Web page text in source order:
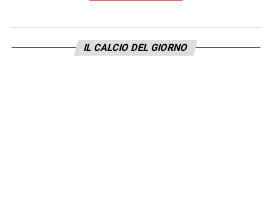
stati molto superiori. Poi abbiamo giocato a
ritmi più bassi e abbiamo sofferto un po’ ma
IL CALCIO DEL GIORNO